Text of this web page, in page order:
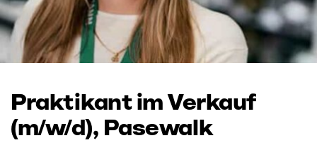
Praktikant im Verkauf
(m/w/d), Pasewalk